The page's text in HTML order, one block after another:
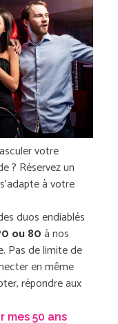
votre
? Réservez un
à votre
duos endiablés
ou 80à nos
Pas de limite de
en même
répondre aux
mes 50 ans